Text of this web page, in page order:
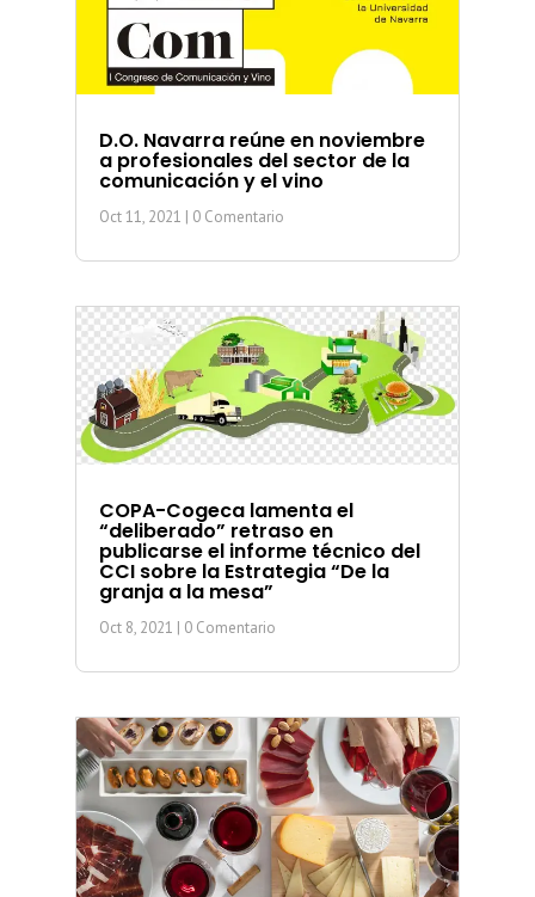
D.O. Navarra reúne en noviembre
a profesionales del sector de la
comunicación y el vino
Oct 11, 2021 | 0 Comentario
COPA-Cogeca lamenta el
“deliberado” retraso en
publicarse el informe técnico del
CCI sobre la Estrategia “De la
granja a la mesa”
Oct 8, 2021 | 0 Comentario